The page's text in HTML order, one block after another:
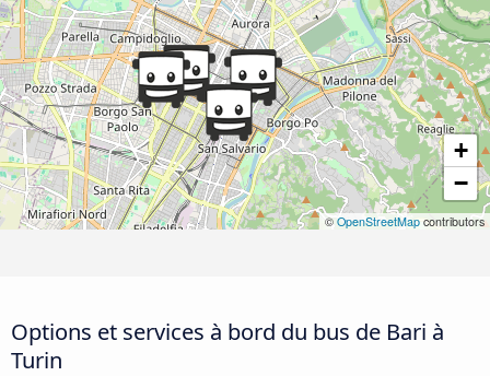
+
−
© OpenStreetMap contributors
Options et services à bord du bus de Bari à
Turin